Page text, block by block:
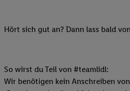
Hört sich gut an? Dann lass bald
So wirst du Teil von #teamlidl:
Wir benötigen kein Anschreiben